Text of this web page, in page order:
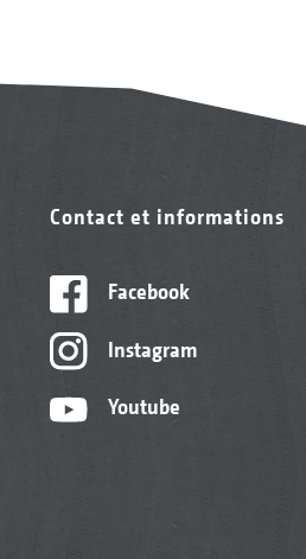
Contact et informations
Facebook
Instagram
Youtube